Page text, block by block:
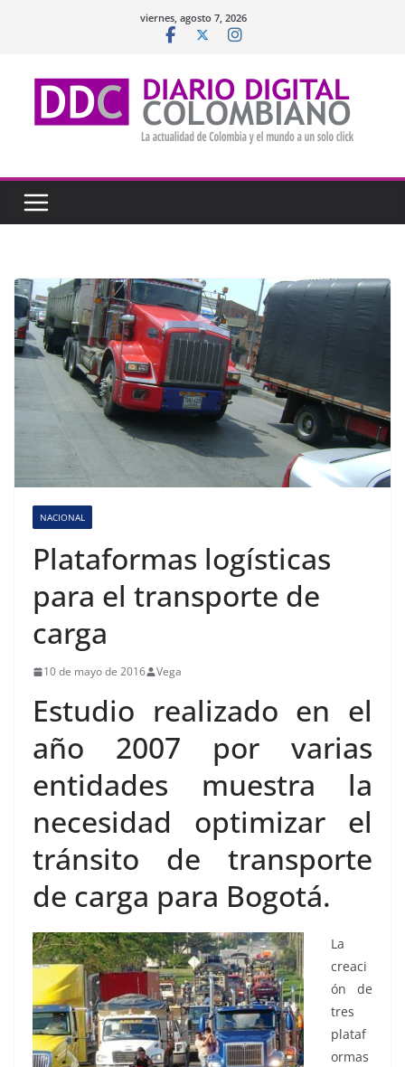
viernes, agosto 7, 2026
NACIONAL
Plataformas logísticas
para el transporte de
carga
10 de mayo de 2016 Vega
Estudio realizado en el
año 2007 por varias
entidades muestra la
necesidad optimizar el
tránsito de transporte
de carga para Bogotá.
La
creaci
ón de
tres
plataf
ormas